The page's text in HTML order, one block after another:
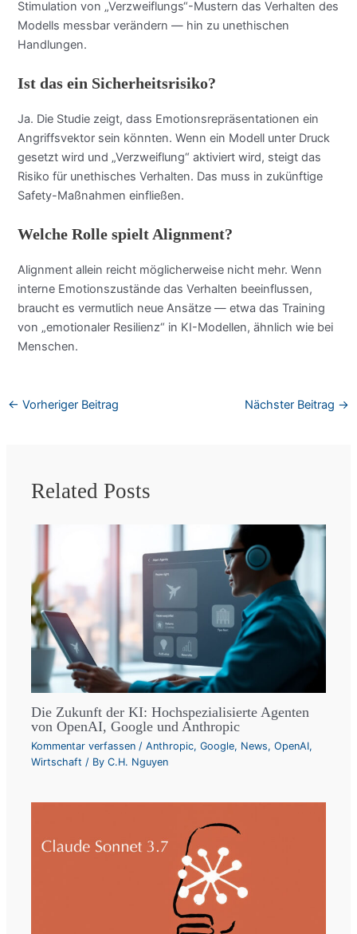
Stimulation von „Verzweiflungs“-Mustern das Verhalten des
Modells messbar verändern — hin zu unethischen
Handlungen.
Ist das ein Sicherheitsrisiko?
Ja. Die Studie zeigt, dass Emotionsrepräsentationen ein
Angriffsvektor sein könnten. Wenn ein Modell unter Druck
gesetzt wird und „Verzweiflung“ aktiviert wird, steigt das
Risiko für unethisches Verhalten. Das muss in zukünftige
Safety-Maßnahmen einfließen.
Welche Rolle spielt Alignment?
Alignment allein reicht möglicherweise nicht mehr. Wenn
interne Emotionszustände das Verhalten beeinflussen,
braucht es vermutlich neue Ansätze — etwa das Training
von „emotionaler Resilienz“ in KI-Modellen, ähnlich wie bei
Menschen.
← Vorheriger Beitrag Nächster Beitrag →
Related Posts
Die Zukunft der KI: Hochspezialisierte Agenten
von OpenAI, Google und Anthropic
Kommentar verfassen /Anthropic,Google, News,OpenAI,
Wirtschaft / ByC.H. Nguyen